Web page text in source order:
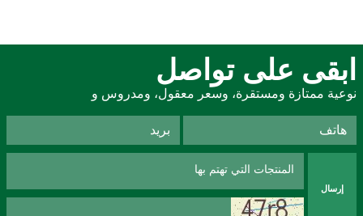
ابقى على تواصل
نوعية ممتازة ومستقرة، وسعر معقول، ومدروس و
إرسال